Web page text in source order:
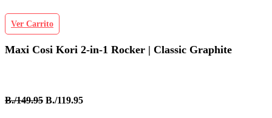
Ver Carrito
Maxi Cosi Kori 2-in-1 Rocker | Classic Graphite
B./149.95 B./119.95